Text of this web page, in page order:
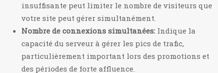
insuffisante peut limiter le nombre de visiteurs que
votre site peut gérer simultanément.
Nombre de connexions simultanées: Indique la
capacité du serveur à gérer les pics de trafic,
particulièrement important lors des promotions et
des périodes de forte affluence.